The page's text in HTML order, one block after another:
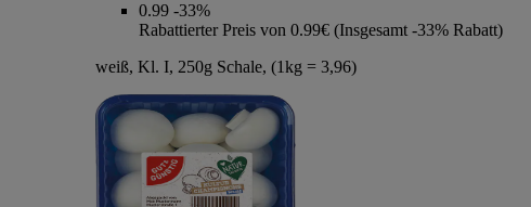
0.99 -33%
Rabattierter Preis von 0.99€ (Insgesamt -33% Rabatt)
weiß, Kl. I, 250g Schale, (1kg = 3,96)